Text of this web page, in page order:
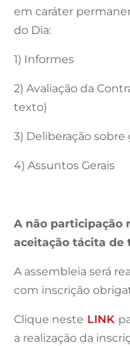
em caráter
do Dia:
1) Informes
2) Avaliação da
texto)
3) Deliberação sobre
4) Assuntos Gerais
A não participação
aceitação tácita de
A assembleia será
com inscrição
Clique neste LINK
a realização da